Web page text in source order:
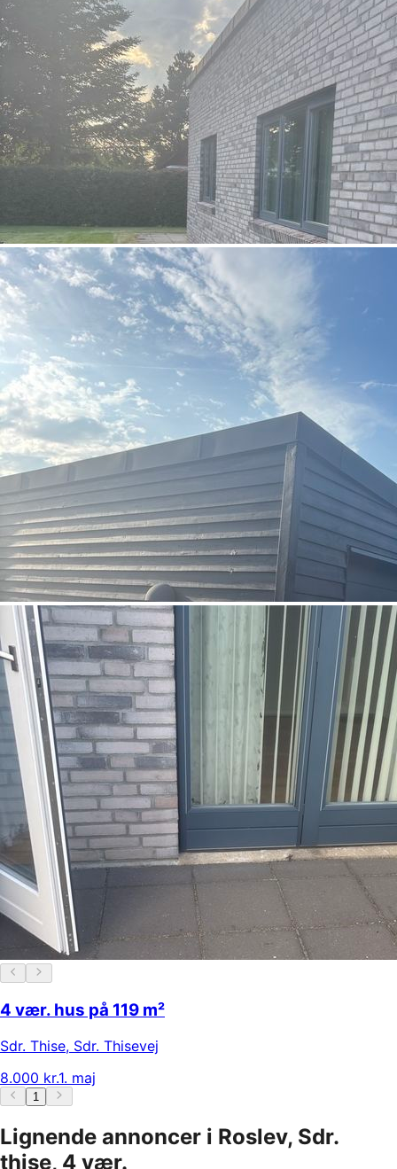
4 vær. hus på 119 m²
Sdr. Thise, Sdr. Thisevej
8.000 kr.1. maj
1
Lignende annoncer i Roslev, Sdr.
thise, 4 vær.